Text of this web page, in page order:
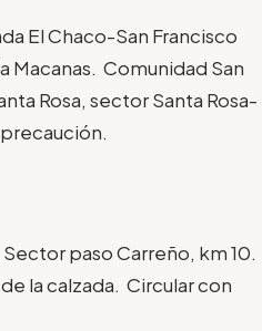
El Chaco-San Francisco
Macanas. Comunidad San
Rosa, sector Santa Rosa-
paso Carreño, km 10.
la calzada. Circular con